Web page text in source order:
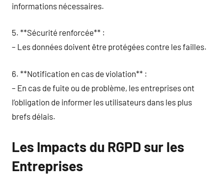
informations nécessaires.
5. **Sécurité renforcée** :
– Les données doivent être protégées contre les failles.
6. **Notification en cas de violation** :
– En cas de fuite ou de problème, les entreprises ont
l’obligation de informer les utilisateurs dans les plus
brefs délais.
Les Impacts du RGPD sur les
Entreprises